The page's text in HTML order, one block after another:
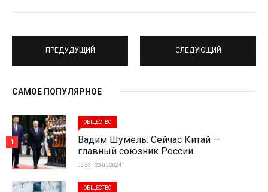
ПРЕДУДУЩИЙ СЛЕДУЮЩИЙ
САМОЕ ПОПУЛЯРНОЕ
ОБЩЕСТВО
Вадим Шумель: Сейчас Китай —
главный союзник России
00:33 | 23-05-2024
1
ОБЩЕСТВО